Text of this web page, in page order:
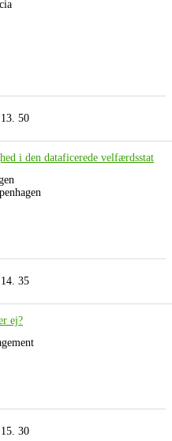
50
i den dataficerede velfærdsstat
35
ej?
30